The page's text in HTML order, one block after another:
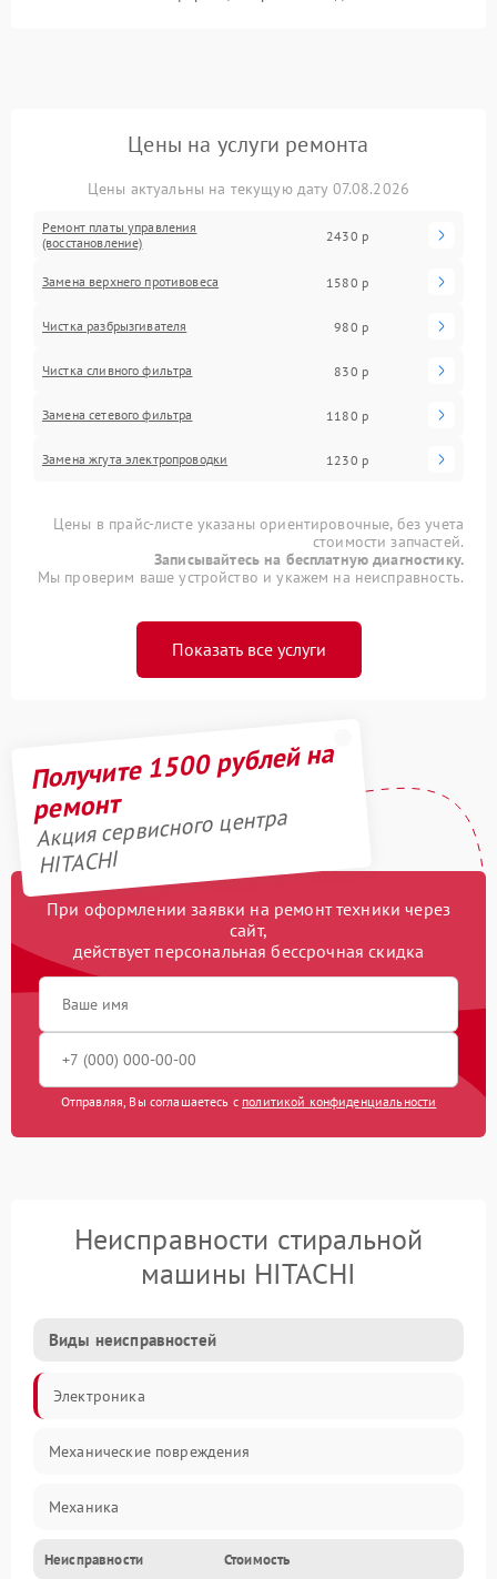
Цены на услуги ремонта
Цены актуальны на текущую дату 07.08.2026
Ремонт платы управления
(восстановление)
2430 р
Замена верхнего противовеса 1580 р
Чистка разбрызгивателя 980 р
Чистка сливного фильтра 830 р
Замена сетевого фильтра 1180 р
Замена жгута электропроводки 1230 р
Цены в прайс-листе указаны ориентировочные, без учета
стоимости запчастей.
Записывайтесь на бесплатную диагностику.
Мы проверим ваше устройство и укажем на неисправность.
Показать все услуги
Получите 1500 рублей на
ремонт
Акция сервисного центра
HITACHI
При оформлении заявки на ремонт техники через
сайт,
действует персональная бессрочная скидка
Отправляя, Вы соглашаетесь с политикой конфиденциальности
Неисправности стиральной
машины HITACHI
Виды неисправностей
Электроника
Механические повреждения
Механика
Электропитание
Неисправности Стоимость